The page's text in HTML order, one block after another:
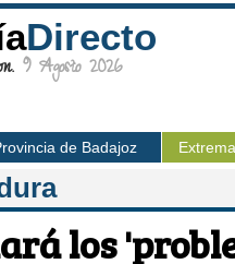
Directo
9 Agosto 2026
de Badajoz
los